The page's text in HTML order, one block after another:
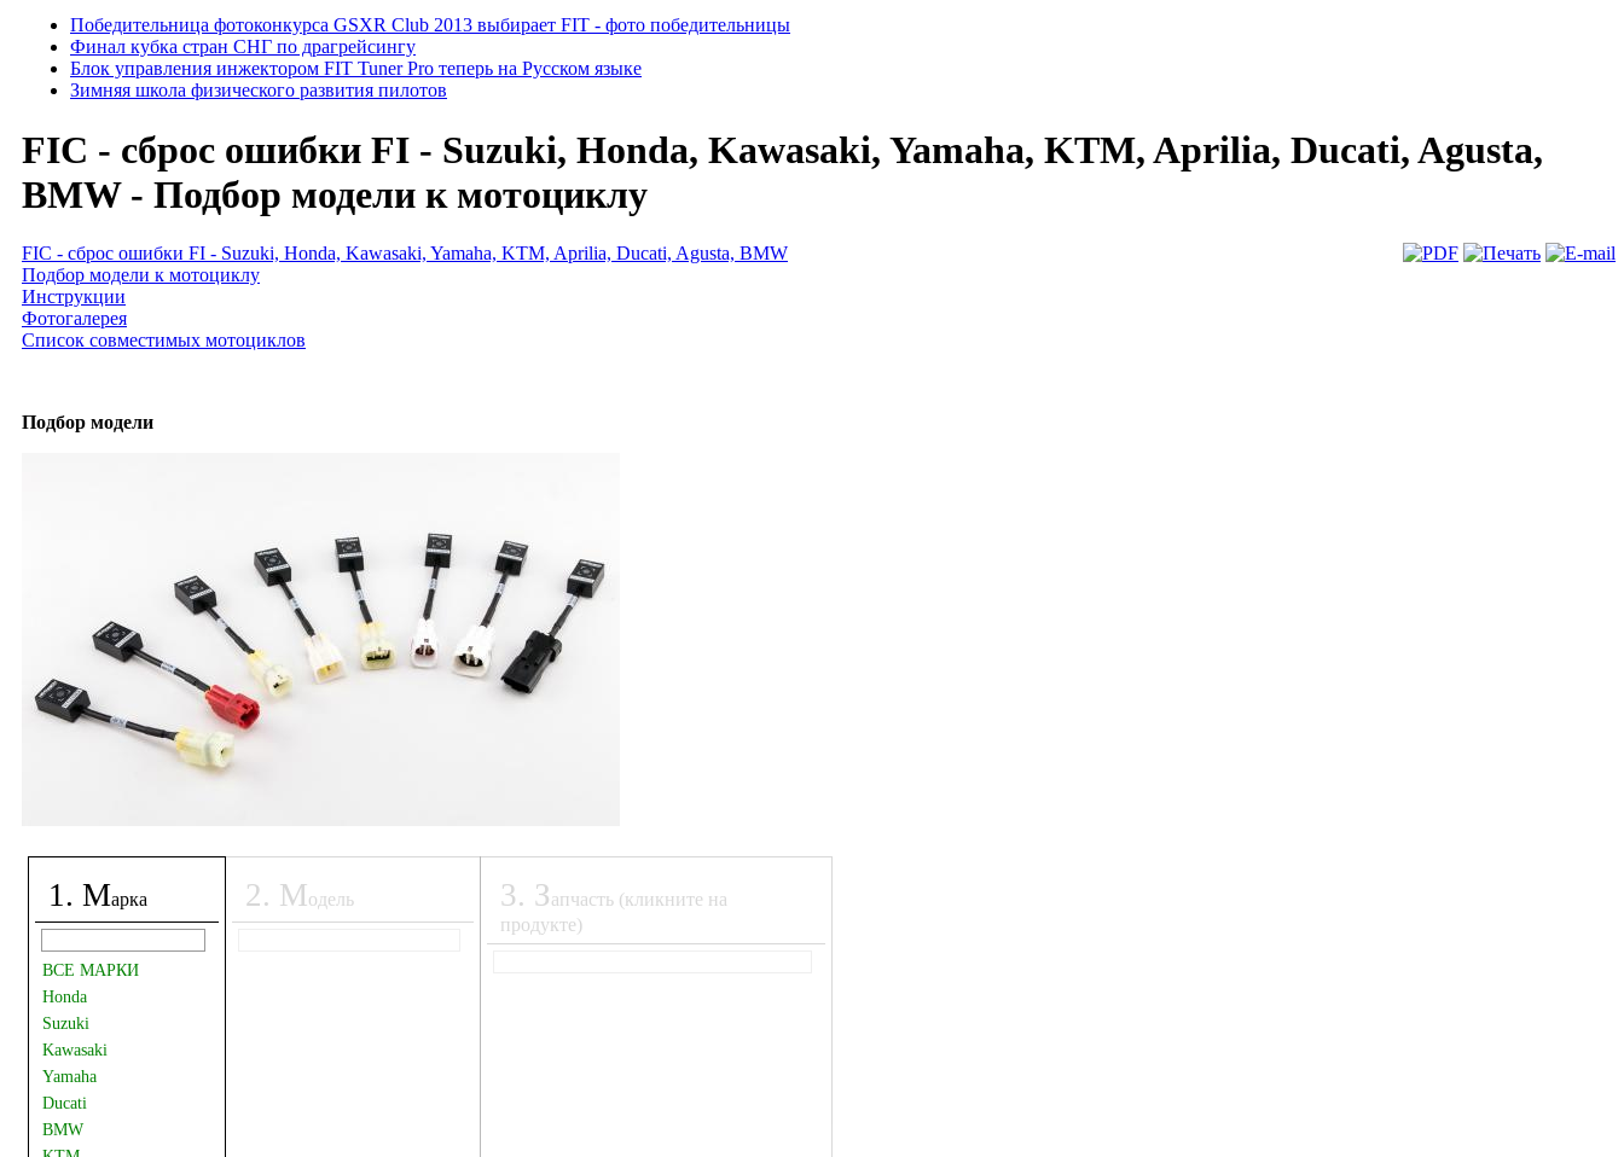
Победительница фотоконкурса GSXR Club 2013 выбирает FIT - фото победительницы
Финал кубка стран СНГ по драгрейсингу
Блок управления инжектором FIT Tuner Pro теперь на Русском языке
Зимняя школа физического развития пилотов
FIC - сброс ошибки FI - Suzuki, Honda, Kawasaki, Yamaha, KTM, Aprilia, Ducati, Agusta,
BMW - Подбор модели к мотоциклу
FIC - сброс ошибки FI - Suzuki, Honda, Kawasaki, Yamaha, KTM, Aprilia, Ducati, Agusta, BMW
Подбор модели к мотоциклу
Инструкции
Фотогалерея
Список совместимых мотоциклов
Подбор модели
1. Марка
ВСЕ МАРКИ
Honda
Suzuki
Kawasaki
Yamaha
Ducati
BMW
2. Модель 3. Запчасть (кликните на
продукте)